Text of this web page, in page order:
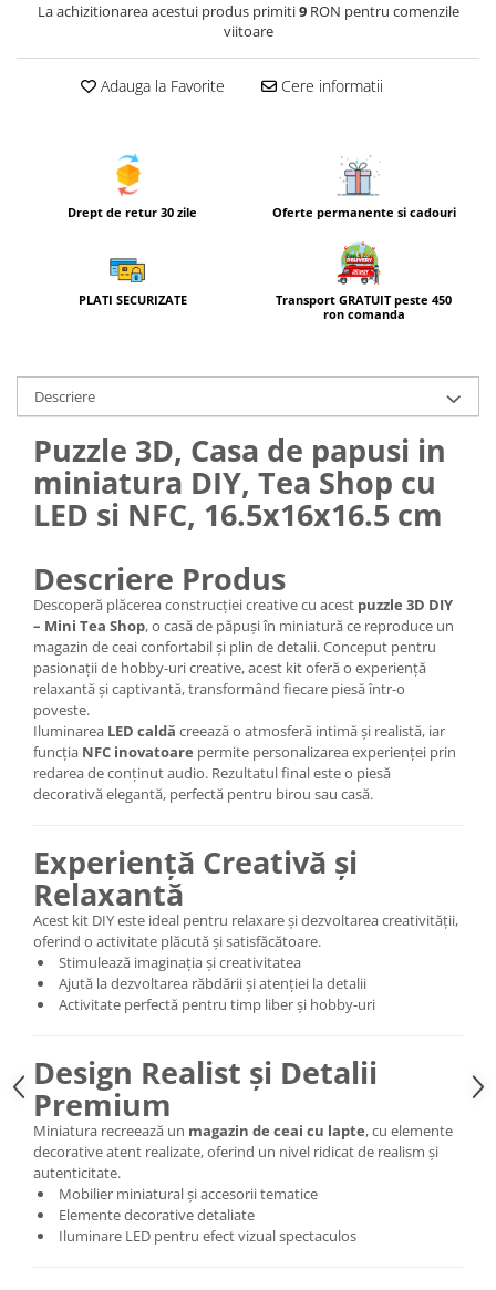
La achizitionarea acestui produs primiti9RON pentru comenzile
viitoare
Adauga la Favorite Cere informatii
Drept de retur 30 zile Oferte permanente si cadouri
PLATI SECURIZATE
Transport GRATUIT peste 450
ron comanda
Descriere
Puzzle 3D, Casa de papusi in
miniatura DIY, Tea Shop cu
LED si NFC, 16.5x16x16.5 cm
Descriere Produs
Descoperă plăcerea construcției creative cu acest puzzle 3D DIY
– Mini Tea Shop, o casă de păpuși în miniatură ce reproduce un
magazin de ceai confortabil și plin de detalii. Conceput pentru
pasionații de hobby-uri creative, acest kit oferă o experiență
relaxantă și captivantă, transformând fiecare piesă într-o
poveste.
Iluminarea LED caldă creează o atmosferă intimă și realistă, iar
funcția NFC inovatoare permite personalizarea experienței prin
redarea de conținut audio. Rezultatul final este o piesă
decorativă elegantă, perfectă pentru birou sau casă.
Experiență Creativă și
Relaxantă
Acest kit DIY este ideal pentru relaxare și dezvoltarea creativității,
oferind o activitate plăcută și satisfăcătoare.
Stimulează imaginația și creativitatea
Ajută la dezvoltarea răbdării și atenției la detalii
Activitate perfectă pentru timp liber și hobby-uri
Design Realist și Detalii
Premium
Miniatura recreează un magazin de ceai cu lapte, cu elemente
decorative atent realizate, oferind un nivel ridicat de realism și
autenticitate.
Mobilier miniatural și accesorii tematice
Elemente decorative detaliate
Iluminare LED pentru efect vizual spectaculos